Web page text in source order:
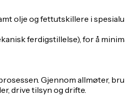
olje og fettutskillere i
ferdigstillelse), for å
Gjennom allmøter,
drive tilsyn og drifte.